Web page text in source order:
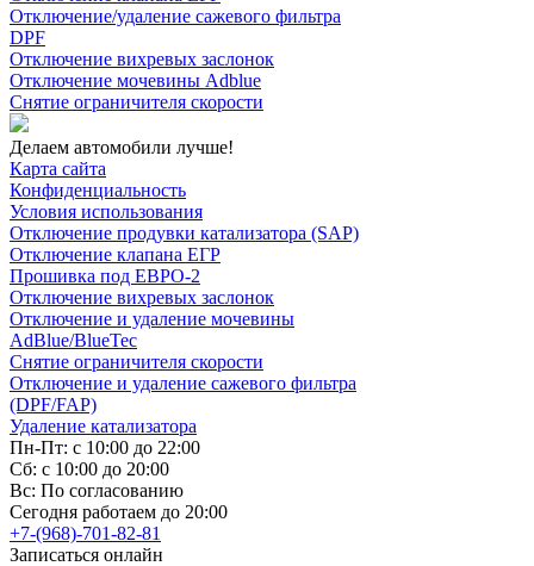
Отключение/удаление сажевого фильтра
DPF
Отключение вихревых заслонок
Отключение мочевины Adblue
Снятие ограничителя скорости
Делаем автомобили лучше!
Карта сайта
Конфиденциальность
Условия использования
Отключение продувки катализатора (SAP)
Отключение клапана ЕГР
Прошивка под ЕВРО-2
Отключение вихревых заслонок
Отключение и удаление мочевины
AdBlue/BlueTec
Снятие ограничителя скорости
Отключение и удаление сажевого фильтра
(DPF/FAP)
Удаление катализатора
Пн-Пт: с 10:00 до 22:00
Сб: с 10:00 до 20:00
Вс: По согласованию
Сегодня работаем до 20:00
+7-(968)-701-82-81
Записаться онлайн